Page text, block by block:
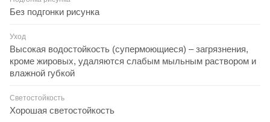
Без подгонки рисунка
Уход
Высокая водостойкость (супермоющиеся) – загрязнения,
кроме жировых, удаляются слабым мыльным раствором и
влажной губкой
Светостойкость
Хорошая светостойкость